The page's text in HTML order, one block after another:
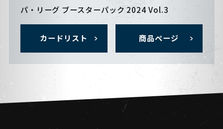
パ・リーグ ブースターパック 2024 Vol.3
カードリスト 商品ページ